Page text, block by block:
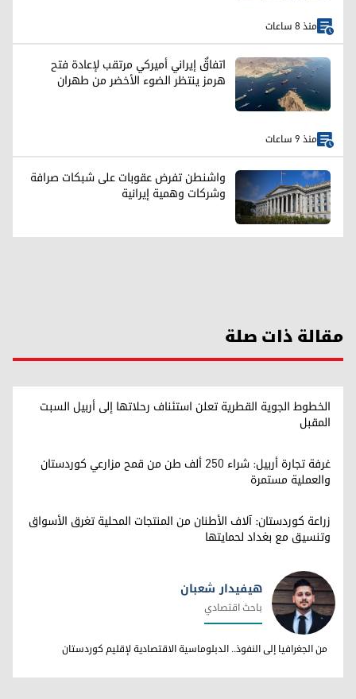
منذ 8 ساعات
اتفاقٌ إيراني أميركي مرتقب لإعادة فتح
هرمز ينتظر الضوء الأخضر من طهران
منذ 9 ساعات
واشنطن تفرض عقوبات على شبكات صرافة
وشركات وهمية إيرانية
مقالة ذات صلة
الخطوط الجوية القطرية تعلن استئناف رحلاتها إلى أربيل السبت
المقبل
غرفة تجارة أربيل: شراء 250 ألف طن من قمح مزارعي كوردستان
والعملية مستمرة
زراعة كوردستان: آلاف الأطنان من المنتجات المحلية تغرق الأسواق
وتنسيق مع بغداد لحمايتها
هيفيدار شعبان
هيفيدار شعبان
باحث اقتصادي
من الجغرافيا إلى النفوذ.. الدبلوماسية الاقتصادية لإقليم كوردستان